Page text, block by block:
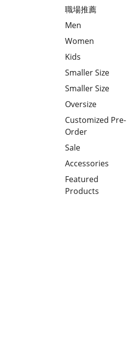
職場推薦
Men
Women
Kids
Smaller Size
Smaller Size
Oversize
Customized Pre-
Order
Sale
Accessories
Featured
Products